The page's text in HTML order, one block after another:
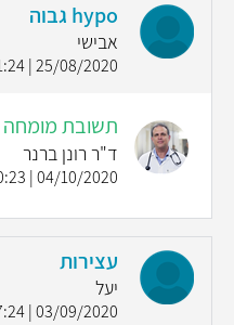
hypo גבוה
אבישי
25/08/2020 | 11:24
תשובת מומחה
ד"ר רונן ברנר
04/10/2020 | 00:23
עצירות
יעל
03/09/2020 | 17:24